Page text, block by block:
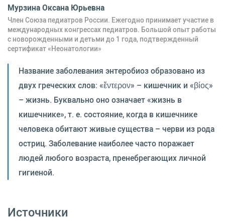
Мурзина Оксана Юрьевна
Член Союза педиатров России. Ежегодно принимает участие в
международных конгрессах педиатров. Большой опыт работы
с новорожденными и детьми до 1 года, подтвержденный
сертификат «Неонатологии»
Название заболевания энтеробиоз образовано из
двух греческих слов: «ἔντερον» – кишечник и «βίος»
– жизнь. Буквально оно означает «жизнь в
кишечнике», т. е. состояние, когда в кишечнике
человека обитают живые существа – черви из рода
остриц. Заболевание наиболее часто поражает
людей любого возраста, пренебрегающих личной
гигиеной.
Источники